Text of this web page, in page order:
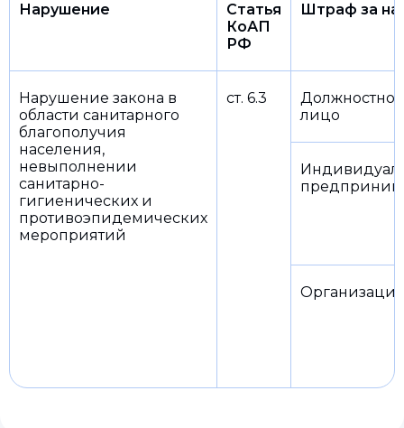
Нарушение
Статья
КоАП
РФ
Штраф за
Нарушение закона в
области санитарного
благополучия
населения,
невыполнении
санитарно-
гигиенических и
противоэпидемических
мероприятий
ст. 6.3
Должностное
лицо
Организация